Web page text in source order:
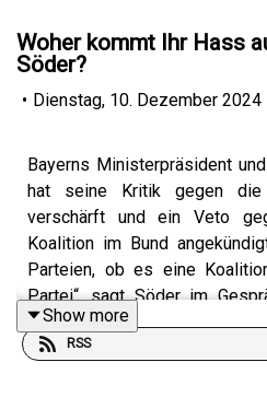
Woher kommt Ihr Hass
Söder?
• Dienstag, 10. Dezember 2024
Bayerns Ministerpräsident
hat seine Kritik gegen die
verschärft und ein Veto
Koalition im Bund
Parteien, ob es eine
Partei“, sagt Söder im
Wenn man dieses Land
reiche kein
Show more
RSS